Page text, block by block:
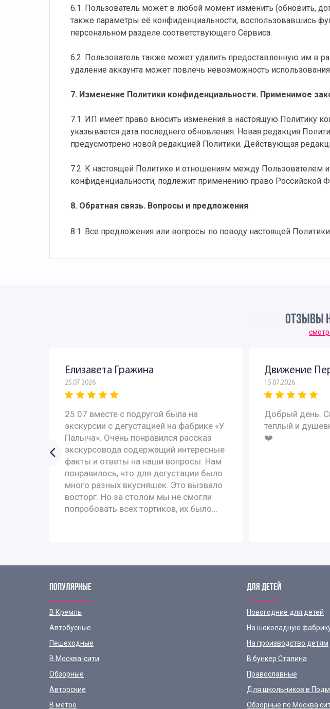
6.1. Пользователь может в любой момент изменить (обновить,
также параметры её конфиденциальности, воспользовавшись
персональном разделе соответствующего Сервиса.
6.2. Пользователь также может удалить предоставленную им в
удаление аккаунта может повлечь невозможность
7. Изменение Политики конфиденциальности. Применимое
7.1. ИП имеет право вносить изменения в настоящую Политику
указывается дата последнего обновления. Новая редакция
предусмотрено новой редакцией Политики. Действующая
7.2. К настоящей Политике и отношениям между
конфиденциальности, подлежит применению право Российской
8. Обратная связь. Вопросы и предложения
8.1. Все предложения или вопросы по поводу настоящей
ОТЗЫВЫ
Елизавета Гражина
25.07.2026
25.07 вместе с подругой была на
экскурсии с дегустацией на фабрике «У
Палыча». Очень понравился рассказ
экскурсовода содержащий интересные
факты и ответы на наши вопросы. Нам
понравилось, что для дегустации было
много разных вкусняшек. Это вызвало
восторг. Но за столом мы не смогли
попробовать всех тортиков, их было...
Движение
15.07.2026
Добрый день.
теплый и
❤️
ПОПУЛЯРНЫЕ
В Кремль
Автобусные
Пешеходные
В Москва-сити
Обзорные
Авторские
В метро
ДЛЯ ДЕТЕЙ
Новогодние для детей
На шоколадную
На производство детям
В бункер Сталина
Православные
Для школьников в
Обзорные по Москва